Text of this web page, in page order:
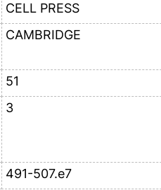
CELL PRESS
CAMBRIDGE
51
3
491-507.e7